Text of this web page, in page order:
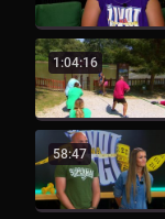
1:04:16
58:47